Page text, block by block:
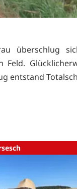
überschlug
Feld.
entstand